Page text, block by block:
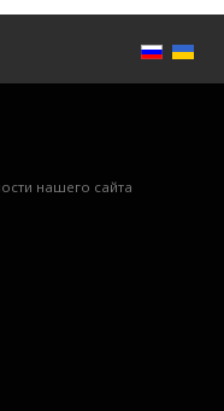
нашего сайта